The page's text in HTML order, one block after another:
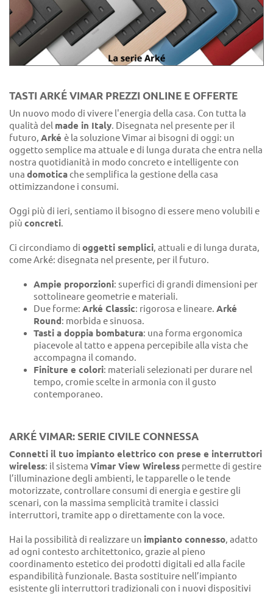
TASTI ARKÉ VIMAR PREZZI ONLINE E OFFERTE
Un nuovo modo di vivere l'energia della casa. Con tutta la
qualità del made in Italy. Disegnata nel presente per il
futuro, Arké è la soluzione Vimar ai bisogni di oggi: un
oggetto semplice ma attuale e di lunga durata che entra nella
nostra quotidianità in modo concreto e intelligente con
una domoticache semplifica la gestione della casa
ottimizzandone i consumi.
Oggi più di ieri, sentiamo il bisogno di essere meno volubili e
più concreti.
Ci circondiamo di oggetti semplici, attuali e di lunga durata,
come Arké: disegnata nel presente, per il futuro.
Ampie proporzioni: superfici di grandi dimensioni per
sottolineare geometrie e materiali.
Due forme: Arké Classic: rigorosa e lineare. Arké
Round: morbida e sinuosa.
Tasti a doppia bombatura: una forma ergonomica
piacevole al tatto e appena percepibile alla vista che
accompagna il comando.
Finiture e colori: materiali selezionati per durare nel
tempo, cromie scelte in armonia con il gusto
contemporaneo.
ARKÉ VIMAR: SERIE CIVILE CONNESSA
Connetti il tuo impianto elettrico con prese e interruttori
wireless: il sistema Vimar View Wireless permette di gestire
l’illuminazione degli ambienti, le tapparelle o le tende
motorizzate, controllare consumi di energia e gestire gli
scenari, con la massima semplicità tramite i classici
interruttori, tramite app o direttamente con la voce.
Hai la possibilità di realizzare un impianto connesso, adatto
ad ogni contesto architettonico, grazie al pieno
coordinamento estetico dei prodotti digitali ed alla facile
espandibilità funzionale. Basta sostituire nell’impianto
esistente gli interruttori tradizionali con i nuovi dispositivi